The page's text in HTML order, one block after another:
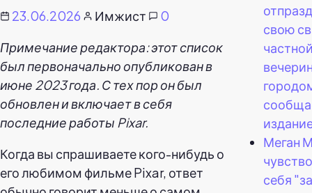
23.06.2026 Имжист
0
Примечание редактора: этот список
был первоначально опубликован в
июне 2023 года. С тех пор он был
обновлен и включает в себя
последние работы Pixar.
Когда вы спрашиваете кого-нибудь о
его любимом фильме Pixar, ответ
свою
Меган
себя